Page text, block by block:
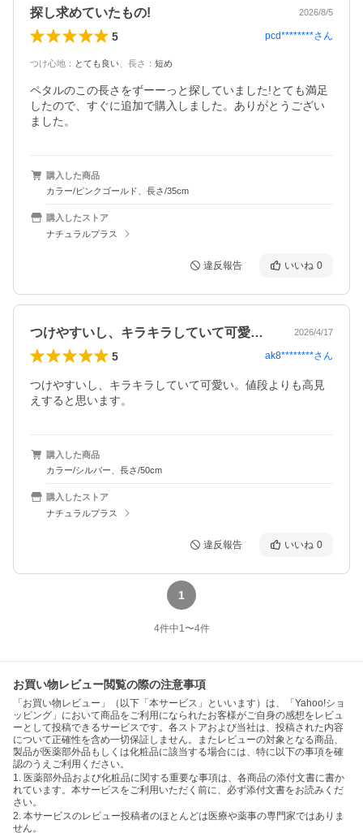
探し求めていたもの! 2026/8/5
5 pcd********さん
つけ心地 ： とても良い 長さ ： 短め
ペタルのこの長さをずーーっと探していました!とても満足
したので、すぐに追加で購入しました。ありがとうござい
ました。
購入した商品
カラー/ピンクゴールド、長さ/35cm
購入したストア
ナチュラルプラス
違反報告 いいね 0
つけやすいし、キラキラしていて可愛い。… 2026/4/17
5 ak8********さん
つけやすいし、キラキラしていて可愛い。値段よりも高見
えすると思います。
購入した商品
カラー/シルバー、長さ/50cm
購入したストア
ナチュラルプラス
違反報告 いいね 0
1
4件中1〜4件
お買い物レビュー閲覧の際の注意事項
「お買い物レビュー」（以下「本サービス」といいます）は、「Yahoo!ショ
ッピング」において商品をご利用になられたお客様がご自身の感想をレビュ
ーとして投稿できるサービスです。各ストアおよび当社は、投稿された内容
について正確性を含め一切保証しません。またレビューの対象となる商品、
製品が医薬部外品もしくは化粧品に該当する場合には、特に以下の事項を確
認のうえご利用ください。
1. 医薬部外品および化粧品に関する重要な事項は、各商品の添付文書に書か
れています。本サービスをご利用いただく前に、必ず添付文書をお読みくだ
さい。
2. 本サービスのレビュー投稿者のほとんどは医療や薬事の専門家ではありま
せん。